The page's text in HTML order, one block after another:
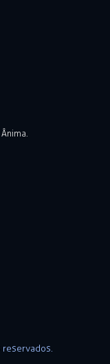
reservados.